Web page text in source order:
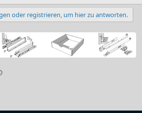
oder registrieren, um hier zu antworten.